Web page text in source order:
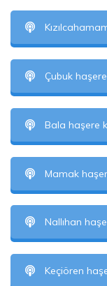
Çubuk
Bala haşere
Mamak
Nallıhan
Keçiören